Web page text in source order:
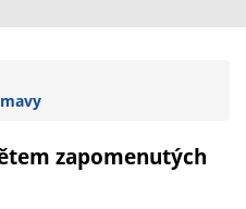
zapomenutých